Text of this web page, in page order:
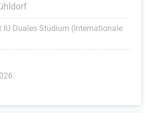
IU Duales Studium (Internationale